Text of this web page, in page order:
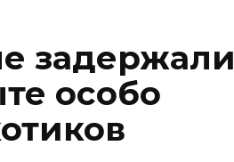
задержали
особо